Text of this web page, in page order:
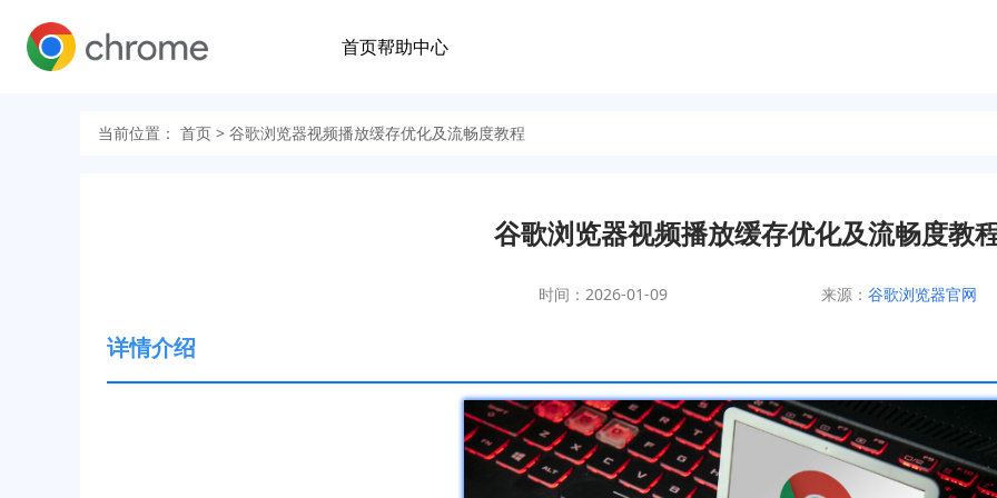
首页帮助中心
当前位置： 首页 > 谷歌浏览器视频播放缓存优化及流畅度教程
谷歌浏览器视频播放缓存优化及流畅度教
时间：2026-01-09 来源： 谷歌浏览器官网
详情介绍